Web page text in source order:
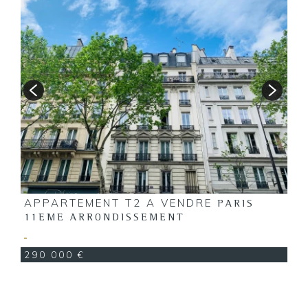
APPARTEMENT T2 A VENDRE
PARIS
11EME ARRONDISSEMENT
290 000 €